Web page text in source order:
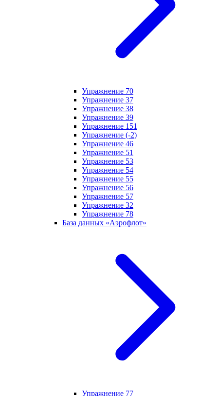
Упражнение 70
Упражнение 37
Упражнение 38
Упражнение 39
Упражнение 151
Упражнение (-2)
Упражнение 46
Упражнение 51
Упражнение 53
Упражнение 54
Упражнение 55
Упражнение 56
Упражнение 57
Упражнение 32
Упражнение 78
База данных «Аэрофлот»
Упражнение 77